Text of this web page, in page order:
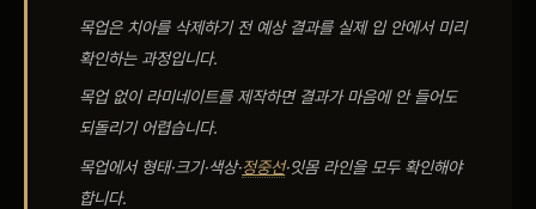
비포 애프터
공지사항
치과 백과사전
목업은 치아를 삭제하기 전 예상 결과를 실제 입 안에서 미리
확인하는 과정입니다.
목업 없이 라미네이트를 제작하면 결과가 마음에 안 들어도
되돌리기 어렵습니다.
목업에서 형태·크기·색상·정중선·잇몸 라인을 모두 확인해야
합니다.